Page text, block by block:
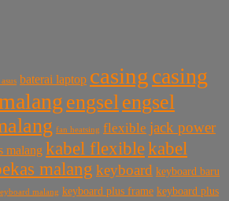
baterai laptop casing casing
engselengsel
fan heatsing flexible jack power
malang kabel flexiblekabel
malang keyboard keyboard baru
malang keyboard plus frame keyboard plus